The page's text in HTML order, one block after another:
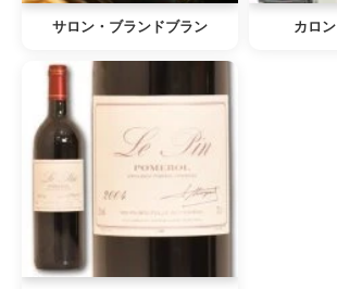
サロン・ブランドブラン カロ